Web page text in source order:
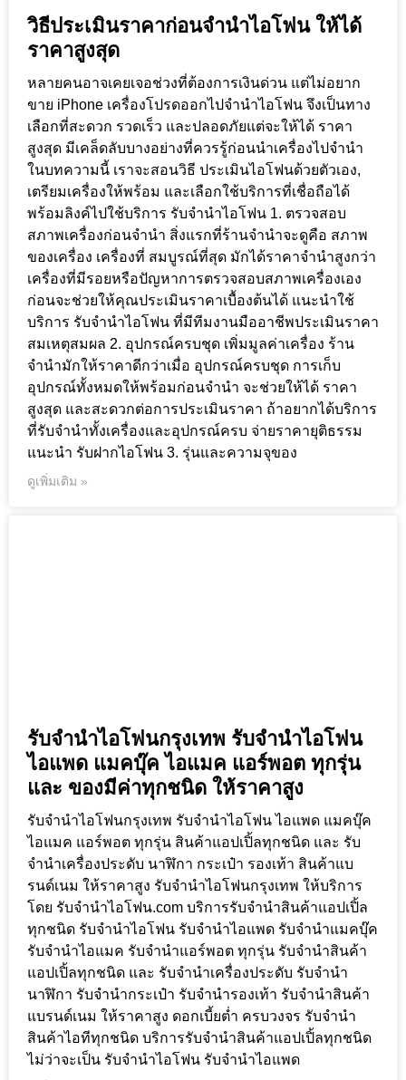
วิธีประเมินราคาก่อนจำนำไอโฟน ให้ได้
ราคาสูงสุด
หลายคนอาจเคยเจอช่วงที่ต้องการเงินด่วน แต่ไม่อยาก
ขาย iPhone เครื่องโปรดออกไปจำนำไอโฟน จึงเป็นทาง
เลือกที่สะดวก รวดเร็ว และปลอดภัยแต่จะให้ได้ ราคา
สูงสุด มีเคล็ดลับบางอย่างที่ควรรู้ก่อนนำเครื่องไปจำนำ
ในบทความนี้ เราจะสอนวิธี ประเมินไอโฟนด้วยตัวเอง,
เตรียมเครื่องให้พร้อม และเลือกใช้บริการที่เชื่อถือได้
พร้อมลิงค์ไปใช้บริการ รับจำนำไอโฟน 1. ตรวจสอบ
สภาพเครื่องก่อนจำนำ สิ่งแรกที่ร้านจำนำจะดูคือ สภาพ
ของเครื่อง เครื่องที่ สมบูรณ์ที่สุด มักได้ราคาจำนำสูงกว่า
เครื่องที่มีรอยหรือปัญหาการตรวจสอบสภาพเครื่องเอง
ก่อนจะช่วยให้คุณประเมินราคาเบื้องต้นได้ แนะนำใช้
บริการ รับจำนำไอโฟน ที่มีทีมงานมืออาชีพประเมินราคา
สมเหตุสมผล 2. อุปกรณ์ครบชุด เพิ่มมูลค่าเครื่อง ร้าน
จำนำมักให้ราคาดีกว่าเมื่อ อุปกรณ์ครบชุด การเก็บ
อุปกรณ์ทั้งหมดให้พร้อมก่อนจำนำ จะช่วยให้ได้ ราคา
สูงสุด และสะดวกต่อการประเมินราคา ถ้าอยากได้บริการ
ที่รับจำนำทั้งเครื่องและอุปกรณ์ครบ จ่ายราคายุติธรรม
แนะนำ รับฝากไอโฟน 3. รุ่นและความจุของ
ดูเพิ่มเติม »
รับจำนำไอโฟนกรุงเทพ รับจำนำไอโฟน
ไอแพด แมคบุ๊ค ไอแมค แอร์พอต ทุกรุ่น
และ ของมีค่าทุกชนิด ให้ราคาสูง
รับจำนำไอโฟนกรุงเทพ รับจำนำไอโฟน ไอแพด แมคบุ๊ค
ไอแมค แอร์พอต ทุกรุ่น สินค้าแอปเปิ้ลทุกชนิด และ รับ
จำนำเครื่องประดับ นาฬิกา กระเป๋า รองเท้า สินค้าแบ
รนด์เนม ให้ราคาสูง รับจำนำไอโฟนกรุงเทพ ให้บริการ
โดย รับจํานําไอโฟน.com บริการรับจำนำสินค้าแอปเปิ้ล
ทุกชนิด รับจำนำไอโฟน รับจำนำไอแพด รับจำนำแมคบุ๊ค
รับจำนำไอแมค รับจำนำแอร์พอต ทุกรุ่น รับจำนำสินค้า
แอปเปิ้ลทุกชนิด และ รับจำนำเครื่องประดับ รับจำนำ
นาฬิกา รับจำนำกระเป๋า รับจำนำรองเท้า รับจำนำสินค้า
แบรนด์เนม ให้ราคาสูง ดอกเบี้ยต่ำ ครบวงจร รับจำนำ
สินค้าไอทีทุกชนิด บริการรับจำนำสินค้าแอปเปิ้ลทุกชนิด
ไม่ว่าจะเป็น รับจำนำไอโฟน รับจำนำไอแพด